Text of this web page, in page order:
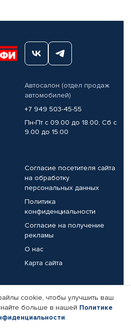
Автосалон (отдел продаж
автомобилей)
+7 949 503-45-55
Пн-Пт с 09.00 до 18.00, Сб с
9.00 до 15.00
Согласие посетителя сайта
на обработку
персональных данных
Политика
конфиденциальности
Согласие на получение
рекламы
О нас
Карта сайта
Реквизиты компании
cookie, чтобы улучшить ваш
больше в нашей Политике
.